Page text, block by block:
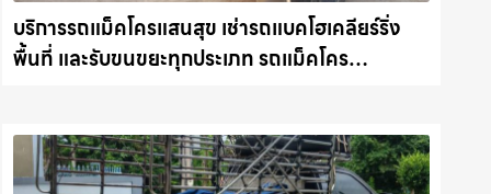
บริการรถแม็คโครแสนสุข เช่ารถแบคโฮเคลียร์ริ่ง
พื้นที่ และรับขนขยะทุกประเภท รถแม็คโคร